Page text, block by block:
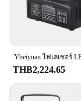
THB2,224.65